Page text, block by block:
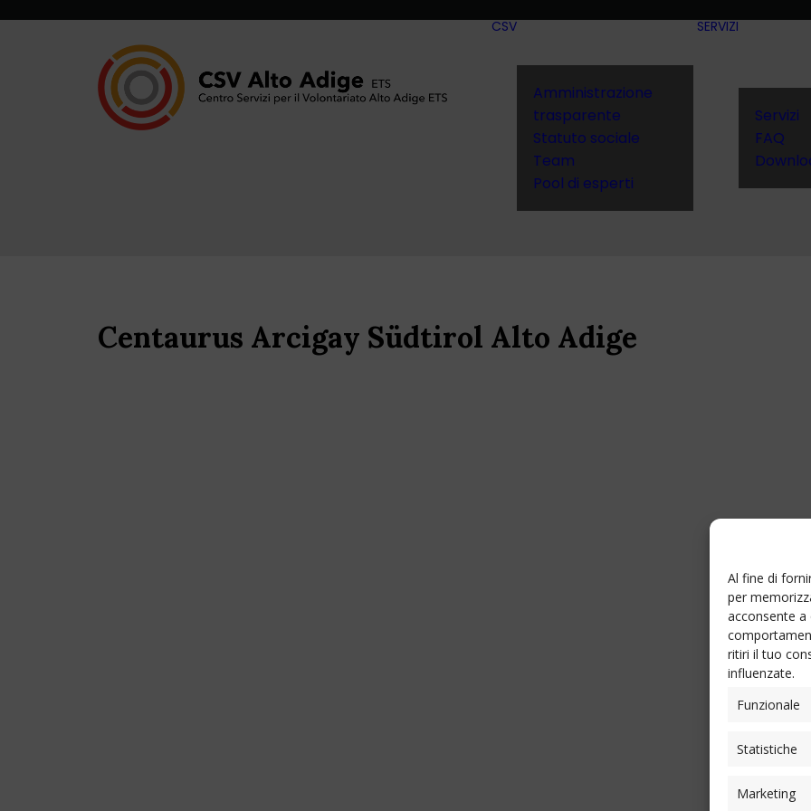
Al fine di
per
acconsente
ritiri il tuo
influenzate.
Funzionale
Statistiche
Marketing
CSV
Amministrazione
trasparente
Statuto sociale
Team
Pool di esperti
SERVIZI
Servizi
FAQ
Centaurus Arcigay Südtirol Alto Adige